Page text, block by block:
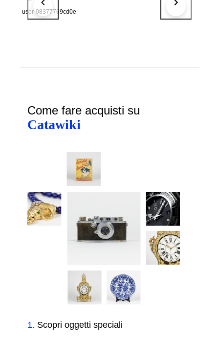
user-08377769cd0e
Come fare acquisti su
Catawiki
1. Scopri oggetti speciali